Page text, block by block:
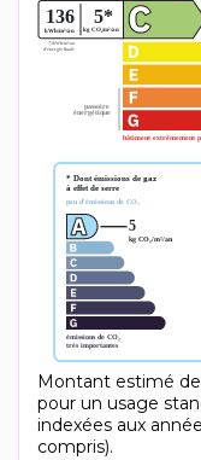
Montant estimé
pour un usage
indexées aux
compris).